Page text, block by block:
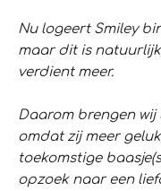
Nu logeert Smiley
maar dit is natuurlijk
verdient meer.
Daarom brengen
omdat zij meer
toekomstige
opzoek naar een